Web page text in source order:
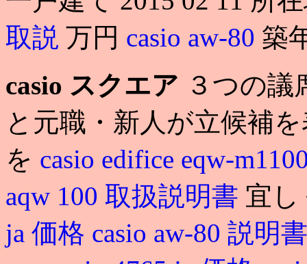
取説 万円 casio aw-80 築
casio スクエア ３つの議
と元職・新人が立候補
を casio edifice eqw-
aqw 100 取扱説明書 宜
ja 価格 casio aw-80 説明